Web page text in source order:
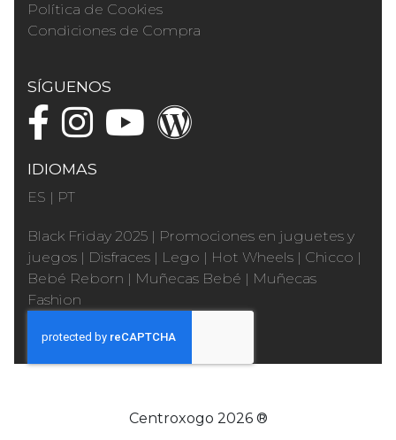
Política de Cookies
Condiciones de Compra
SÍGUENOS
IDIOMAS
ES | PT
Black Friday 2025 | Promociones en juguetes y
juegos | Disfraces | Lego | Hot Wheels | Chicco |
Bebé Reborn | Muñecas Bebé | Muñecas
Fashion
Centroxogo 2026 ®